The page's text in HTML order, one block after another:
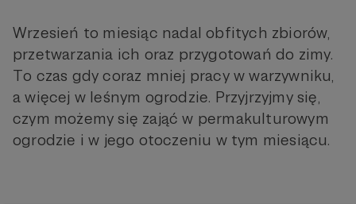
Wrzesień to miesiąc nadal obfitych zbiorów,
przetwarzania ich oraz przygotowań do zimy.
To czas gdy coraz mniej pracy w warzywniku,
a więcej w leśnym ogrodzie. Przyjrzyjmy się,
czym możemy się zająć w permakulturowym
ogrodzie i w jego otoczeniu w tym miesiącu.